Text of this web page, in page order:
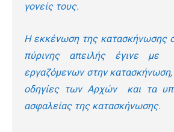
γονείς τους.
Η εκκένωση της κατασκήνωσης
πύρινης απειλής έγινε με
εργαζόμενων στην
οδηγίες των Αρχών και τα
ασφαλείας της κατασκήνωσης.